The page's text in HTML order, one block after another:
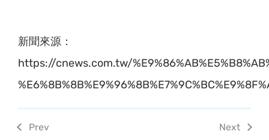
新聞來源：
https://cnews.com.tw/